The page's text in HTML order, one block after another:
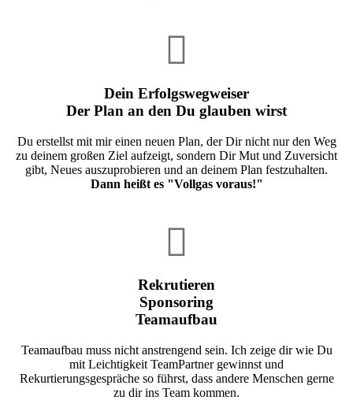
Dein Erfolgswegweiser
Der Plan an den Du glauben wirst
Du erstellst mit mir einen neuen Plan, der Dir nicht nur den Weg
zu deinem großen Ziel aufzeigt, sondern Dir Mut und Zuversicht
gibt, Neues auszuprobieren und an deinem Plan festzuhalten.
Dann heißt es "Vollgas voraus!"
Rekrutieren
Sponsoring
Teamaufbau
Teamaufbau muss nicht anstrengend sein. Ich zeige dir wie Du
mit Leichtigkeit TeamPartner gewinnst und
Rekurtierungsgespräche so führst, dass andere Menschen gerne
zu dir ins Team kommen.